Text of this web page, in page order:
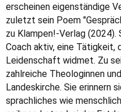
erscheinen eigenständige
zuletzt sein Poem
zu Klampen!-Verlag
Coach aktiv, eine Tätigkeit,
Leidenschaft widmet. Zu
zahlreiche Theologinnen
Landeskirche. Sie erinnern
sprachliches wie